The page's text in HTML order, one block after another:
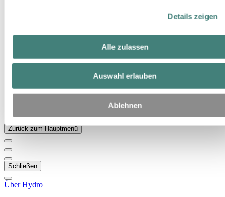
Details zeigen
Alle zulassen
Auswahl erlauben
Ablehnen
Belgien
Niederlande
Beschaffung
Zurück zum Hauptmenü
Schließen
Über Hydro